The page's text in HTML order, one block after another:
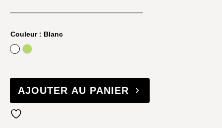
Couleur: Blanc
BlancBright Fern
AJOUTER AU PANIER